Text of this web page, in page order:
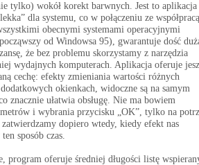
tylko) wokół korekt barwnych. Jest to aplikacja
dla systemu, co w połączeniu ze
obecnymi systemami operacyjnymi
od Windowsa 95), gwarantuje dość
że bez problemu skorzystamy z narzędzia
wydajnych komputerach. Aplikacja oferuje
cechę: efekty zmieniania wartości różnych
okienkach, widoczne są na samym
znacznie ułatwia obsługę. Nie ma bowiem
i wybrania przycisku „OK”, tylko na
dopiero wtedy, kiedy efekt nas
sposób czas.
program oferuje średniej długości listę